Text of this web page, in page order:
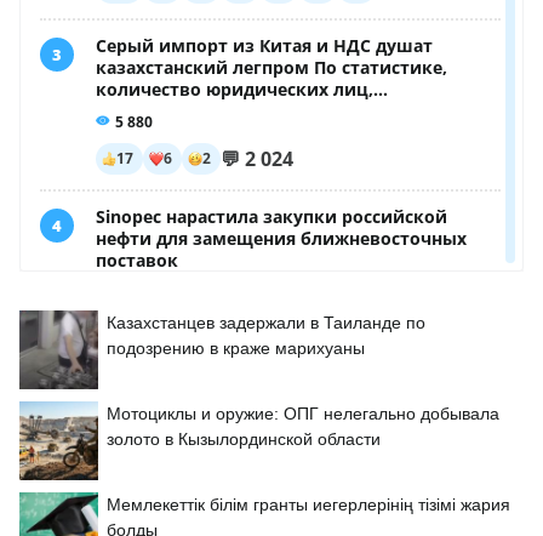
Казахстанцев задержали в Таиланде по
подозрению в краже марихуаны
Мотоциклы и оружие: ОПГ нелегально добывала
золото в Кызылординской области
Мемлекеттік білім гранты иегерлерінің тізімі жария
болды